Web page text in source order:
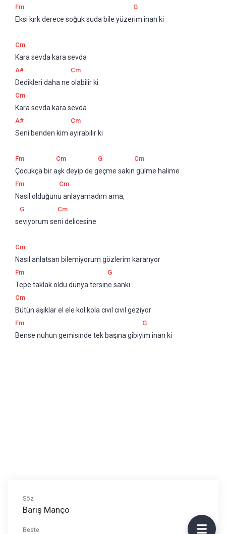
Fm G
Eksi kırk derece soğuk suda bile yüzerim inan ki
Cm
Kara sevda kara sevda
A# Cm
Dedikleri daha ne olabilir ki
Cm
Kara sevda kara sevda
A# Cm
Seni benden kim ayırabilir ki
Fm Cm G Cm
Çocukça bir aşk deyip de geçme sakın gülme halime
Fm Cm
Nasıl olduğunu anlayamadım ama,
G Cm
seviyorum seni delicesine
Cm
Nasıl anlatsan bilemiyorum gözlerim kararıyor
Fm G
Tepe taklak oldu dünya tersine sanki
Cm
Bütün aşıklar el ele kol kola cıvıl cıvıl geziyor
Fm G
Bense nuhun gemisinde tek başına gibiyim inan ki
Söz
Barış Manço
Beste